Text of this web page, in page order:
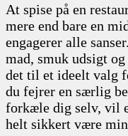
At spise på en
mere end bare en
engagerer alle
mad, smuk udsigt
det til et ideelt valg
du fejrer en særlig
forkæle dig selv, vil
helt sikkert være